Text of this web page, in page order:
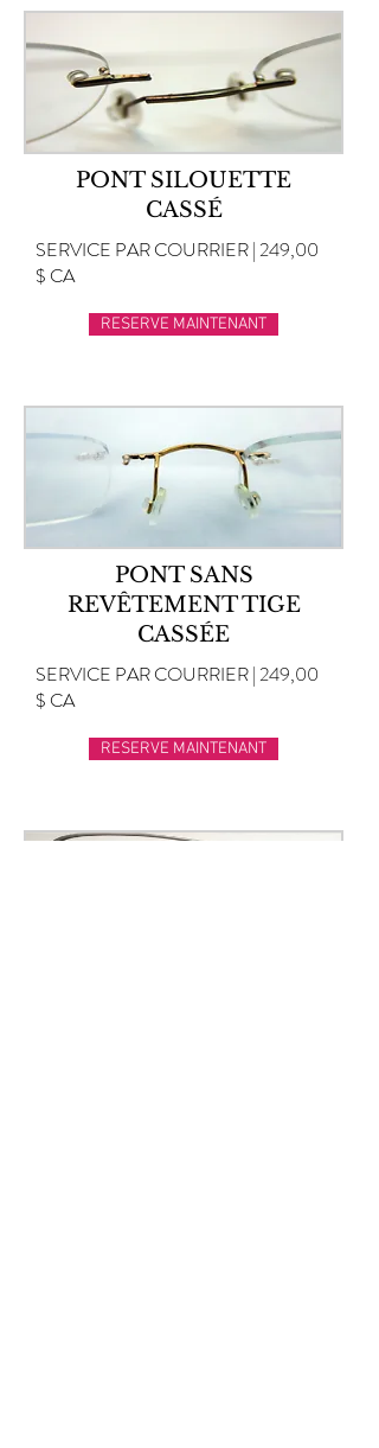
PONT SILOUETTE
CASSÉ
SERVICE PAR COURRIER | 249,00
$ CA
RESERVE MAINTENANT
PONT SANS
REVÊTEMENT TIGE
CASSÉE
SERVICE PAR COURRIER | 249,00
$ CA
RESERVE MAINTENANT